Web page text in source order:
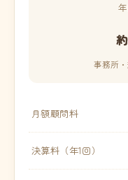
約
事務所
月額顧問料
決算料（年1回）